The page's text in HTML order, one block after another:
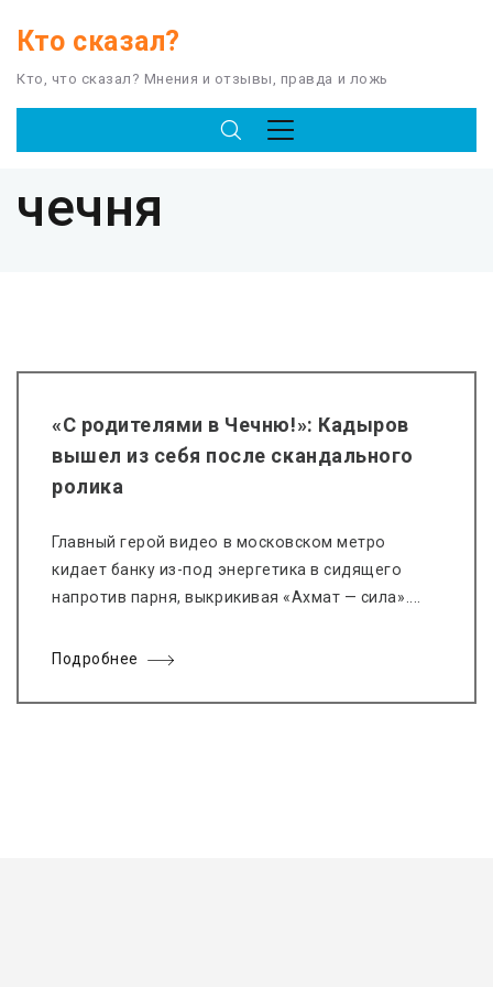
Кто сказал?
Кто, что сказал? Мнения и отзывы, правда и ложь
чечня
«С родителями в Чечню!»: Кадыров
вышел из себя после скандального
ролика
Главный герой видео в московском метро
кидает банку из-под энергетика в сидящего
напротив парня, выкрикивая «Ахмат — сила»....
Подробнее